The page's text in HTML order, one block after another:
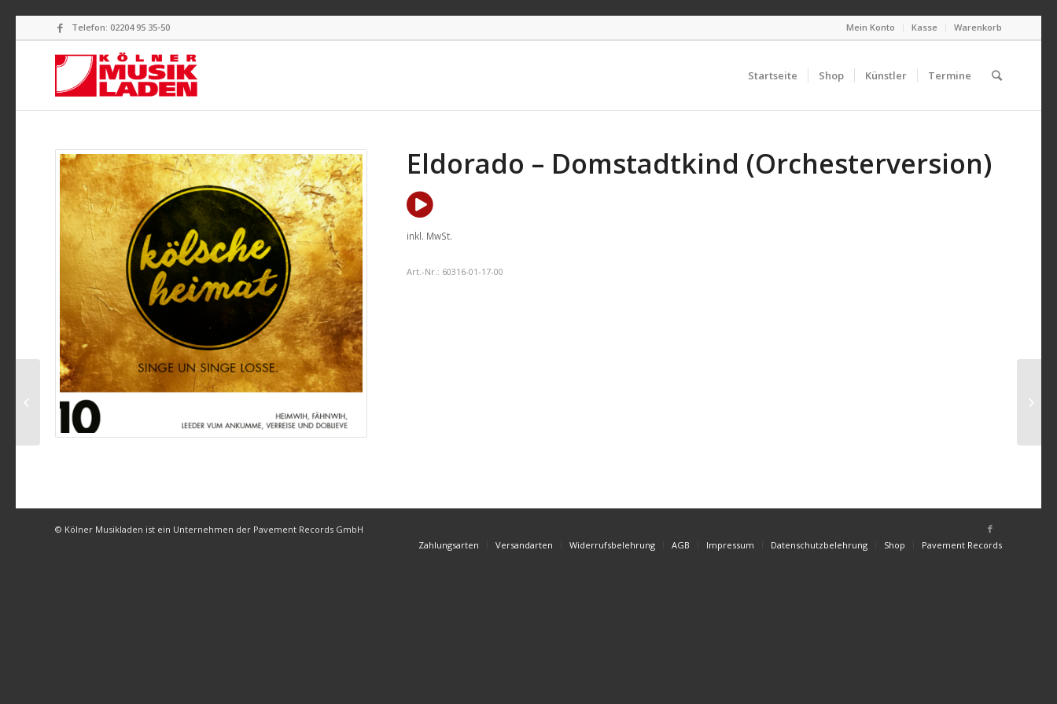
Mein Konto Kasse Warenkorb
Telefon: 02204 95 35-50
Startseite Shop Künstler Termine
Eldorado – Domstadtkind (Orchesterversion)
inkl. MwSt.
Art.-Nr.: 60316-01-17-00
© Kölner Musikladen ist ein Unternehmen der Pavement Records GmbH
Zahlungsarten
Versandarten Widerrufsbelehrung AGB Impressum Datenschutzbelehrung Shop Pavement Records
Räuber – Bär